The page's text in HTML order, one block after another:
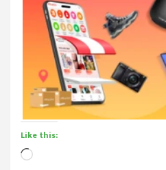
Like this:
Loading…